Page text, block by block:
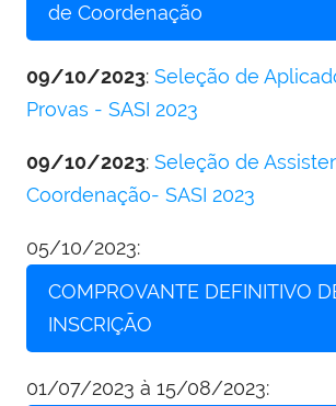
de Coordenação
09/10/2023: Seleção de
Provas - SASI 2023
09/10/2023: Seleção de
Coordenação- SASI 2023
05/10/2023:
COMPROVANTE DEFINITIVO
INSCRIÇÃO
01/07/2023 à 15/08/2023: